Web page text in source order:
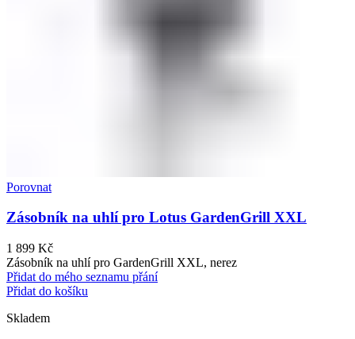
Porovnat
Zásobník na uhlí pro Lotus GardenGrill XXL
1 899 Kč
Zásobník na uhlí pro GardenGrill XXL, nerez
Přidat do mého seznamu přání
Přidat do košíku
Skladem